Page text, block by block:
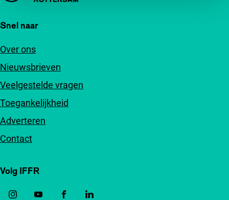
Snel naar
Over ons
Nieuwsbrieven
Veelgestelde vragen
Toegankelijkheid
Adverteren
Contact
Volg IFFR